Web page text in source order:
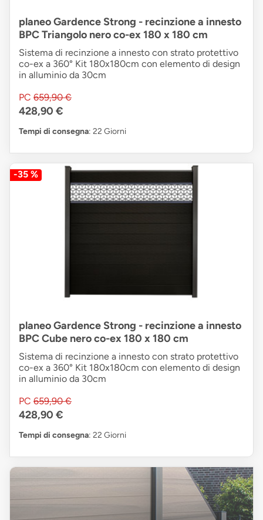
planeo Gardence Strong - recinzione a innesto
BPC Triangolo nero co-ex 180 x 180 cm
Sistema di recinzione a innesto con strato protettivo
co-ex a 360° Kit 180x180cm con elemento di design
in alluminio da 30cm
PC 659,90 €
428,90 €
Tempi di consegna: 22 Giorni
-35 %
planeo Gardence Strong - recinzione a innesto
BPC Cube nero co-ex 180 x 180 cm
Sistema di recinzione a innesto con strato protettivo
co-ex a 360° Kit 180x180cm con elemento di design
in alluminio da 30cm
PC 659,90 €
428,90 €
Tempi di consegna: 22 Giorni